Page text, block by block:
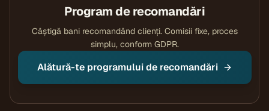
Program de recomandări
Câștigă bani recomandând clienți. Comisii fixe, proces
simplu, conform GDPR.
Alătură-te programului de recomandări